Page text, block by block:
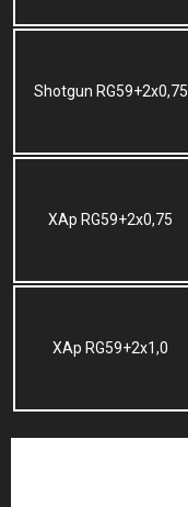
Shotgun RG59+2x0,75
XAp RG59+2x0,75
XAp RG59+2x1,0